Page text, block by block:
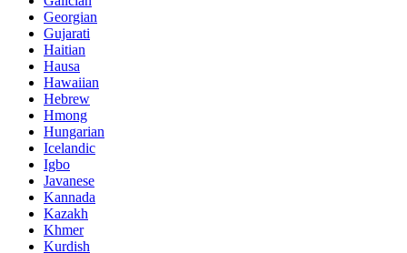
Georgian
Gujarati
Haitian
Hausa
Hawaiian
Hebrew
Hmong
Hungarian
Icelandic
Igbo
Javanese
Kannada
Kazakh
Khmer
Kurdish